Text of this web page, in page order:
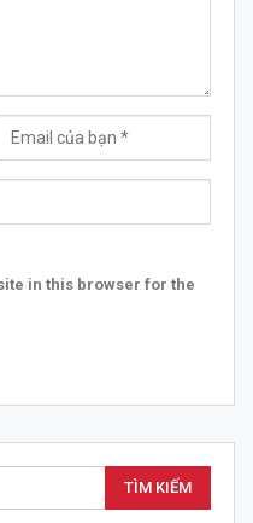
in this browser for the